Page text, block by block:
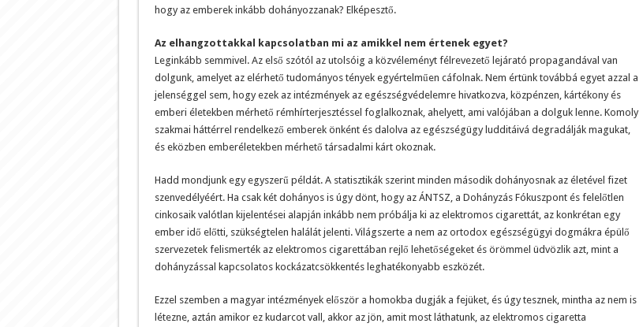
hogy az emberek inkább dohányozzanak? Elképesztő.
Az elhangzottakkal kapcsolatban mi az amikkel nem értenek egyet?
Leginkább semmivel. Az első szótól az utolsóig a közvéleményt félrevezető lejárató propagandával van
dolgunk, amelyet az elérhető tudományos tények egyértelműen cáfolnak. Nem értünk továbbá egyet azzal a
jelenséggel sem, hogy ezek az intézmények az egészségvédelemre hivatkozva, közpénzen, kártékony és
emberi életekben mérhető rémhírterjesztéssel foglalkoznak, ahelyett, ami valójában a dolguk lenne. Komoly
szakmai háttérrel rendelkező emberek önként és dalolva az egészségügy ludditáivá degradálják magukat,
és eközben emberéletekben mérhető társadalmi kárt okoznak.
Hadd mondjunk egy egyszerű példát. A statisztikák szerint minden második dohányosnak az életével fizet
szenvedélyéért. Ha csak két dohányos is úgy dönt, hogy az ÁNTSZ, a Dohányzás Fókuszpont és felelőtlen
cinkosaik valótlan kijelentései alapján inkább nem próbálja ki az elektromos cigarettát, az konkrétan egy
ember idő előtti, szükségtelen halálát jelenti. Világszerte a nem az ortodox egészségügyi dogmákra épülő
szervezetek felismerték az elektromos cigarettában rejlő lehetőségeket és örömmel üdvözlik azt, mint a
dohányzással kapcsolatos kockázatcsökkentés leghatékonyabb eszközét.
Ezzel szemben a magyar intézmények először a homokba dugják a fejüket, és úgy tesznek, mintha az nem is
létezne, aztán amikor ez kudarcot vall, akkor az jön, amit most láthatunk, az elektromos cigaretta